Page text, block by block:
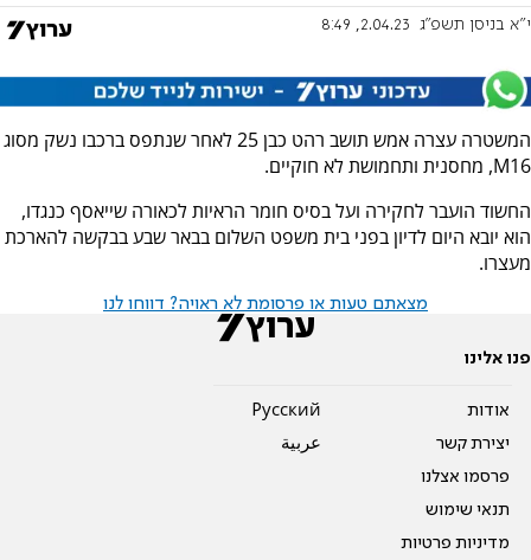
י"א בניסן תשפ"ג 2.04.23, 8:49
המשטרה עצרה אמש תושב רהט כבן 25 לאחר שנתפס ברכבו נשק מסוג
M16, מחסנית ותחמושת לא חוקיים.
החשוד הועבר לחקירה ועל בסיס חומר הראיות לכאורה שייאסף כנגדו,
הוא יובא היום לדיון בפני בית משפט השלום בבאר שבע בבקשה להארכת
מעצרו.
מצאתם טעות או פרסומת לא ראויה? דווחו לנו
פנו אלינו
אודות
יצירת קשר
פרסמו אצלנו
תנאי שימוש
מדיניות פרטיות
Pусский
عربية